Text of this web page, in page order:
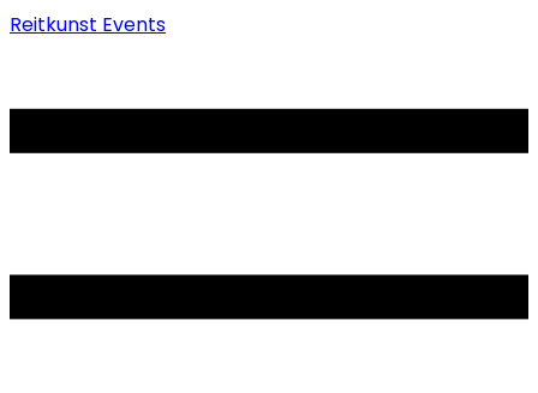
Reitkunst Events